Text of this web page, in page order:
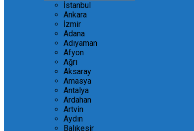
İstanbul
Ankara
İzmir
Adana
Adıyaman
Afyon
Ağrı
Aksaray
Amasya
Antalya
Ardahan
Artvin
Aydın
Balıkesir